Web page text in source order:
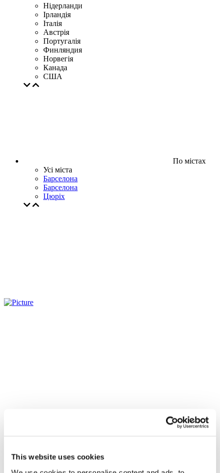
This website uses cookies
Нідерланди
Iрландія
Iталiя
Австрія
Португалія
Финляндия
Норвегія
Канада
США
По містах
Усі міста
Барселона
Барселона
Цюрiх